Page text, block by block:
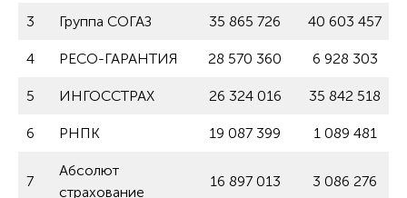
3 Группа СОГАЗ 35 865 726 40 603 457
4 РЕСО-ГАРАНТИЯ 28 570 360 6 928 303
5 ИНГОССТРАХ 26 324 016 35 842 518
6 РНПК 19 087 399 1 089 481
7
Абсолют
страхование
16 897 013 3 086 276